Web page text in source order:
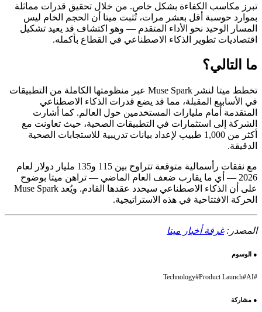
تبرز مكاسب الكفاءة بشكل خاص. من خلال تحقيق قدرات مماثلة
بموارد حوسبة أقل بعشر مرات، تُثبت ميتا أن الحجم الخام ليس
المسار الوحيد نحو الأداء المتقدم — وهو اكتشاف قد يعيد تشكيل
اقتصاديات تطوير الذكاء الاصطناعي في القطاع بأكمله.
ما التالي؟
تخطط ميتا لنشر Muse Spark عبر منظومتها الكاملة من التطبيقات
في الأسابيع المقبلة، مما قد يضع قدرات الذكاء الاصطناعي
المتقدمة أمام مليارات المستخدمين حول العالم. كما أشارت
الشركة إلى استثمارات في التطبيقات الصحية، حيث تعاونت مع
أكثر من 1,000 طبيب لإعداد بيانات تدريبية للاستجابات الصحية
الدقيقة.
مع نفقات رأسمالية متوقعة تتراوح بين 115 و135 مليار دولار لعام
2026 — أي ما يقارب ضعف العام الماضي — تراهن ميتا بوضوح
على أن الذكاء الاصطناعي سيحدد عقدها القادم. ويُعد Muse Spark
الحركة الافتتاحية في هذه الاستراتيجية.
المصدر: غرفة أخبار ميتا
●الوسوم
AI
#
Product Launch
#
Technology
●مشاركة